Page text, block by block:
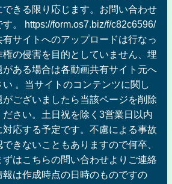
できる限り応じます。お問い合わせ
。 https://form.os7.biz/f/c82c6596/
サイトへのアップロードは行なっ
の侵害を目的としていません、埋
ある場合は各動画共有サイト元へ
。当サイトのコンテンツに関し
ございましたら当該ページを削除
ださい。土日祝を除く3営業日以内
応する予定です。不慮による事故
きないこともありますので何卒、
ずはこちらの問い合わせよりご連絡
は作成時点の日時のものですの